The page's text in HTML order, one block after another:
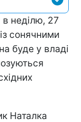
в неділю, 27
сонячними
буде у владі
Наталка